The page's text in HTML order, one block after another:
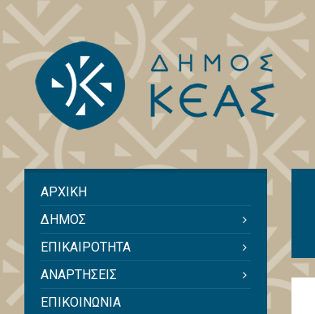
ΑΡΧΙΚΗ
ΔΗΜΟΣ
ΕΠΙΚΑΙΡΟΤΗΤΑ
ΑΝΑΡΤΗΣΕΙΣ
ΕΠΙΚΟΙΝΩΝΙΑ